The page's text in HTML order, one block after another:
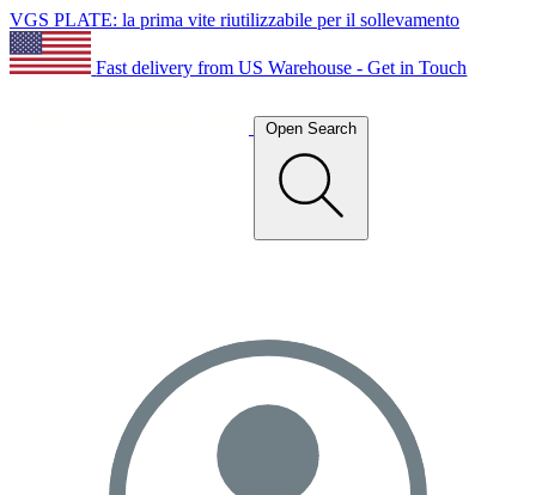
VGS PLATE: la prima vite riutilizzabile per il sollevamento
Fast delivery from US Warehouse - Get in Touch
Open Search